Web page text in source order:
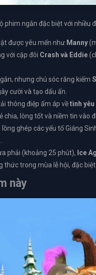
phim ngắn đặc biệt với nhiều
được yêu mến như Manny
với cặp đôi Crash và Eddie
nhưng chú sóc răng kiếm
cười và tạo dấu ấn.
thông điệp ấm áp vềtình
chia, lòng tốt và niềm tin vào
lồng ghép các yếu tố Giáng
phải (khoảng 25 phút), Ice
trong mùa lễ hội, đặc
này